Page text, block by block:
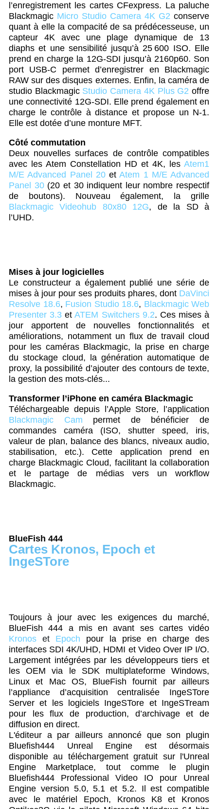
l’enregistrement les cartes CFexpress. La paluche
Blackmagic Micro Studio Camera 4K G2 conserve
quant à elle la compacité de sa prédécesseuse, un
capteur 4K avec une plage dynamique de 13
diaphs et une sensibilité jusqu’à 25 600 ISO. Elle
prend en charge la 12G-SDI jusqu’à 2160p60. Son
port USB-C permet d’enregistrer en Blackmagic
RAW sur des disques externes. Enfin, la caméra de
studio Blackmagic Studio Camera 4K Plus G2 offre
une connectivité 12G-SDI. Elle prend également en
charge le contrôle à distance et propose un N-1.
Elle est dotée d’une monture MFT.
Côté commutation
Deux nouvelles surfaces de contrôle compatibles
avec les Atem Constellation HD et 4K, les Atem1
M/E Advanced Panel 20etAtem 1 M/E Advanced
Panel 30(20 et 30 indiquent leur nombre respectif
de boutons). Nouveau également, la grille
Blackmagic Videohub 80x80 12G, de la SD à
l’UHD.
Mises à jour logicielles
Le constructeur a également publié une série de
mises à jour pour ses produits phares, dont DaVinci
Resolve 18.6, Fusion Studio 18.6, Blackmagic Web
Presenter 3.3 etATEM Switchers 9.2. Ces mises à
jour apportent de nouvelles fonctionnalités et
améliorations, notamment un flux de travail cloud
pour les caméras Blackmagic, la prise en charge
du stockage cloud, la génération automatique de
proxy, la possibilité d’ajouter des contours de texte,
la gestion des mots-clés...
Transformer l’iPhone en caméra Blackmagic
Téléchargeable depuis l’Apple Store, l’application
Blackmagic Cam permet de bénéficier de
commandes caméra (ISO, shutter speed, iris,
valeur de plan, balance des blancs, niveaux audio,
stabilisation, etc.). Cette application prend en
charge Blackmagic Cloud, facilitant la collaboration
et le partage de médias vers un workflow
Blackmagic.
BlueFish 444
Cartes Kronos, Epoch et
IngeSTore
Toujours à jour avec les exigences du marché,
BlueFish 444 a mis en avant ses cartes vidéo
Kronos et Epoch pour la prise en charge des
interfaces SDI 4K/UHD, HDMI et Video Over IP I/O.
Largement intégrées par les développeurs tiers et
les OEM via le SDK multiplateforme Windows,
Linux et Mac OS, BlueFish fournit par ailleurs
l’appliance d’acquisition centralisée IngeSTore
Server et les logiciels IngeSTore et IngeSTream
pour les flux de production, d’archivage et de
diffusion en direct.
L'éditeur a par ailleurs annoncé que son plugin
Bluefish444 Unreal Engine est désormais
disponible au téléchargement gratuit sur l'Unreal
Engine Marketplace, tout comme le plugin
Bluefish444 Professional Video IO pour Unreal
Engine version 5.0, 5.1 et 5.2. Il est compatible
avec le matériel Epoch, Kronos K8 et Kronos